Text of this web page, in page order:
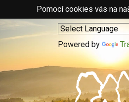
Pomocí cookies vás na
Powered by